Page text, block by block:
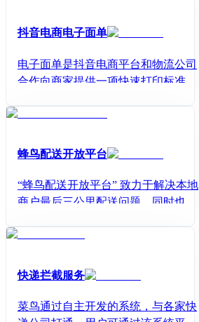
抖音电商电子面单
电子面单是抖音电商平台和物流公司
合作向商家提供一项快速打印标准模
过平台对已订购的商家下发物流单
订单后，生成物流面单信息，并通过
热敏纸打印输出纸质物流面单。
蜂鸟配送开放平台
“蜂鸟配送开放平台” 致力于解决本地
商户最后三公里配送问题，同时也希
户通过调用开放平台的API，向蜂鸟即
快递拦截服务
菜鸟通过自主开发的系统，与各家快